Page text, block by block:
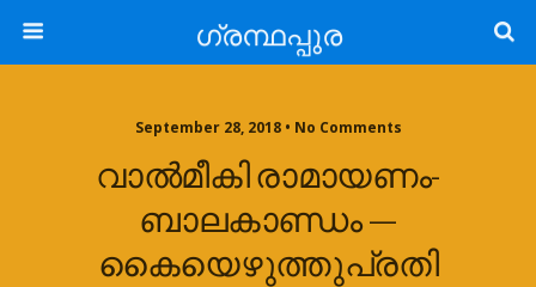
ഗ്രന്ഥപ്പുര
September 28, 2018 • No Comments
വാൽമീകി രാമായണം-
ബാലകാണ്ഡം —
കൈയെഴുത്തുപ്രതി